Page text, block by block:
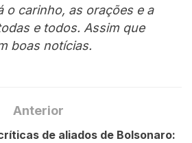
o carinho, as orações e a
e todos. Assim que
boas notícias.
Anterior
de aliados de Bolsonaro: